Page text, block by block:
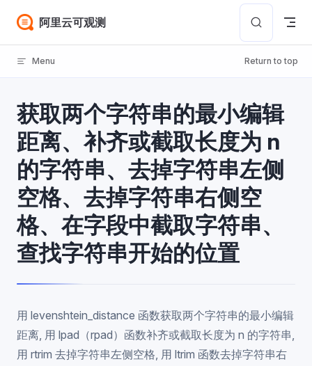
Skip to content
阿里云可观测
Menu Return to top
获取两个字符串的最小编辑
距离、补齐或截取长度为 n
的字符串、去掉字符串左侧
空格、去掉字符串右侧空
格、在字段中截取字符串、
查找字符串开始的位置
用 levenshtein_distance 函数获取两个字符串的最小编辑
距离, 用 lpad（rpad）函数补齐或截取长度为 n 的字符串,
用 rtrim 去掉字符串左侧空格, 用 ltrim 函数去掉字符串右